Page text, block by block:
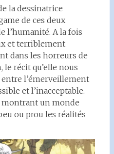
la dessinatrice
de ces deux
l’humanité. A la fois
et terriblement
dans les horreurs de
le récit qu’elle nous
l’émerveillement
et l’inacceptable.
un monde
ou prou les réalités